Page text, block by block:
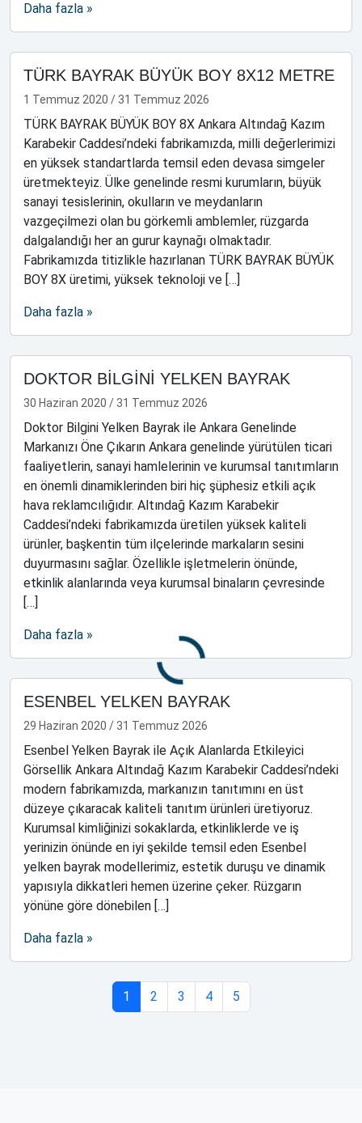
Daha fazla »
TÜRK BAYRAK BÜYÜK BOY 8X12 METRE
1 Temmuz 2020 / 31 Temmuz 2026
TÜRK BAYRAK BÜYÜK BOY 8X Ankara Altındağ Kazım
Karabekir Caddesi’ndeki fabrikamızda, milli değerlerimizi
en yüksek standartlarda temsil eden devasa simgeler
üretmekteyiz. Ülke genelinde resmi kurumların, büyük
sanayi tesislerinin, okulların ve meydanların
vazgeçilmezi olan bu görkemli amblemler, rüzgarda
dalgalandığı her an gurur kaynağı olmaktadır.
Fabrikamızda titizlikle hazırlanan TÜRK BAYRAK BÜYÜK
BOY 8X üretimi, yüksek teknoloji ve […]
Daha fazla »
DOKTOR BİLGİNİ YELKEN BAYRAK
30 Haziran 2020 / 31 Temmuz 2026
Doktor Bilgini Yelken Bayrak ile Ankara Genelinde
Markanızı Öne Çıkarın Ankara genelinde yürütülen ticari
faaliyetlerin, sanayi hamlelerinin ve kurumsal tanıtımların
en önemli dinamiklerinden biri hiç şüphesiz etkili açık
hava reklamcılığıdır. Altındağ Kazım Karabekir
Caddesi’ndeki fabrikamızda üretilen yüksek kaliteli
ürünler, başkentin tüm ilçelerinde markaların sesini
duyurmasını sağlar. Özellikle işletmelerin önünde,
etkinlik alanlarında veya kurumsal binaların çevresinde
[…]
Daha fazla »
ESENBEL YELKEN BAYRAK
29 Haziran 2020 / 31 Temmuz 2026
Esenbel Yelken Bayrak ile Açık Alanlarda Etkileyici
Görsellik Ankara Altındağ Kazım Karabekir Caddesi’ndeki
modern fabrikamızda, markanızın tanıtımını en üst
düzeye çıkaracak kaliteli tanıtım ürünleri üretiyoruz.
Kurumsal kimliğinizi sokaklarda, etkinliklerde ve iş
yerinizin önünde en iyi şekilde temsil eden Esenbel
yelken bayrak modellerimiz, estetik duruşu ve dinamik
yapısıyla dikkatleri hemen üzerine çeker. Rüzgarın
yönüne göre dönebilen […]
Daha fazla »
Geçerli Sayfa
1 Sayfa
2 Sayfa
3 Sayfa
4 Sayfa
5